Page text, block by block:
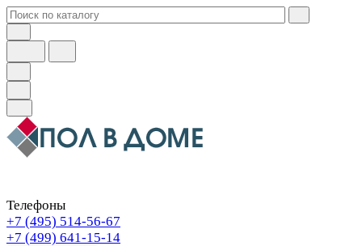
Телефоны
+7 (495) 514-56-67
+7 (499) 641-15-14